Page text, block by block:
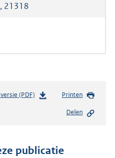
21318
(PDF)b
n
Printen
Delen
publicatie